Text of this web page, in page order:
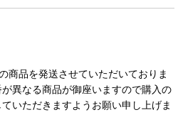
商品を発送させていただいておりま
異なる商品が御座いますので購入の
いただきますようお願い申し上げま